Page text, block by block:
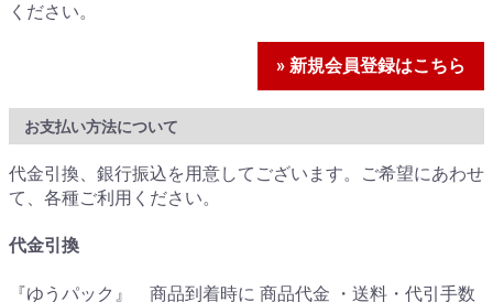
ください。
» 新規会員登録はこちら
お支払い方法について
代金引換、銀行振込を用意してございます。ご希望にあわせ
て、各種ご利用ください。
代金引換
『ゆうパック』 商品到着時に 商品代金 ・送料・代引手数